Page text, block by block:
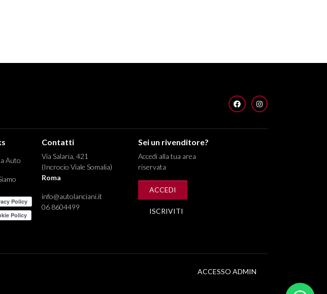
FACEBOOKINSTAGRAM
Auto
Contatti
Via Salaria, 421
(Incrocio Viale Somalia)
Roma
info@autolanciani.it
06 8604499
Sei un rivenditore?
Accedi alla tua area
riservata
ACCEDI
ISCRIVITI
ACCESSO ADMIN